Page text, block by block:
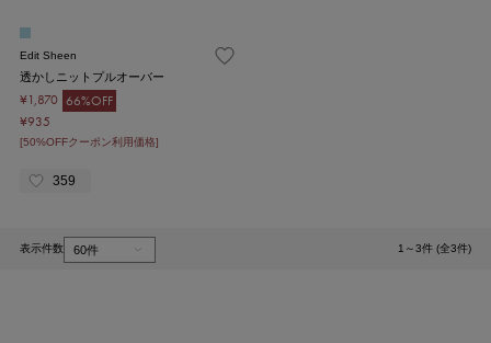
Edit Sheen
透かしニットプルオーバー
¥1,870 66%OFF
¥935
[50%OFFクーポン利用価格]
359
表示件数 1～3件 (全3件)